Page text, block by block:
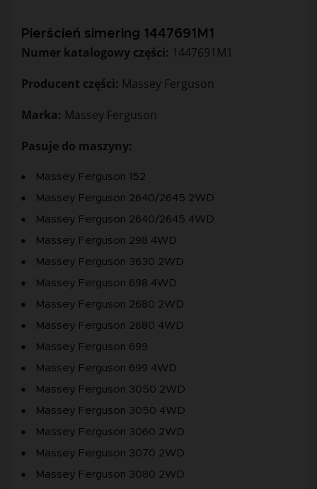
Pierścień simering 1447691M1
Numer katalogowy części: 1447691M1
Producent części: Massey Ferguson
Marka: Massey Ferguson
Pasuje do maszyny:
Massey Ferguson 152
Massey Ferguson 2640/2645 2WD
Massey Ferguson 2640/2645 4WD
Massey Ferguson 298 4WD
Massey Ferguson 3630 2WD
Massey Ferguson 698 4WD
Massey Ferguson 2680 2WD
Massey Ferguson 2680 4WD
Massey Ferguson 699
Massey Ferguson 699 4WD
Massey Ferguson 3050 2WD
Massey Ferguson 3050 4WD
Massey Ferguson 3060 2WD
Massey Ferguson 3070 2WD
Massey Ferguson 3080 2WD